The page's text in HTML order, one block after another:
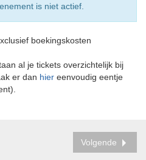
is niet actief.
boekingskosten
al je tickets overzichtelijk bij
er dan hier eenvoudig eentje
Volgende